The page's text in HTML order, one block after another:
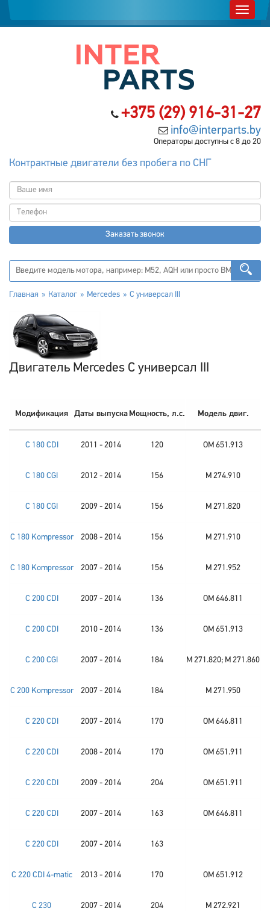
+375 (29) 916-31-27
info@interparts.by
Операторы доступны с 8 до 20
Контрактные двигатели без пробега по СНГ
Заказать звонок
Главная Каталог Mercedes C универсал III
Двигатель Mercedes C универсал III
Модификация Даты выпуска Мощность, л.с. Модель двиг.
C 180 CDI 2011 - 2014 120 OM 651.913
C 180 CGI 2012 - 2014 156 M 274.910
C 180 CGI 2009 - 2014 156 M 271.820
C 180 Kompressor 2008 - 2014 156 M 271.910
C 180 Kompressor 2007 - 2014 156 M 271.952
C 200 CDI 2007 - 2014 136 OM 646.811
C 200 CDI 2010 - 2014 136 OM 651.913
C 200 CGI 2007 - 2014 184 M 271.820; M 271.860
C 200 Kompressor 2007 - 2014 184 M 271.950
C 220 CDI 2007 - 2014 170 OM 646.811
C 220 CDI 2008 - 2014 170 OM 651.911
C 220 CDI 2009 - 2014 204 OM 651.911
C 220 CDI 2007 - 2014 163 OM 646.811
C 220 CDI 2007 - 2014 163
C 220 CDI 4-matic 2013 - 2014 170 OM 651.912
C 230 2007 - 2014 204 M 272.921